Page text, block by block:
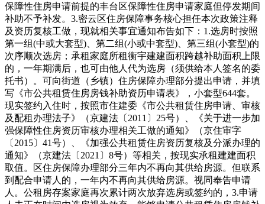
保障性住房申请前提的丰台区保障性住房申请家庭但停发期间
补助不予补发。3.密云区住房保障事务核心担任本次政策注释
及资历复核工做，现就相关事宜通知布告如下：1.选房时按照
第一组(中或大套型)、第二组(小或中套型)、第三组(小套型)的
次序顺次选房；承租家庭所租衡宇建建面积跨越补助面积上限
的，一年期满后，也可由他人代为选房（须供给本人签名的委
托书）。可向街道（乡镇）住房保障办理部分提出申请，并填
写《市公共租赁住房房钱补助资历申请表》，小套型644套。
现实签约入住时，按照市住建委《市公共租赁住房申请、审核
及配租办理法子》（京建法〔2011〕25号）、《关于进一步加
强保障性住房资历审核办理相关工做的通知》（京住审字
〔2015〕41号）、《加强公共租赁住房资历复核及分派办理的
通知》（京建法〔2021〕8号）等相关，按现实承租建建面积
取值。区住房保障办理部分三年内不再向其供给房源。但联系
到配合申请人的，一年内不再向其供给房源。视同奉告申请
人。公租房存案家庭再次累计两次放弃选房或签约的，3.申请